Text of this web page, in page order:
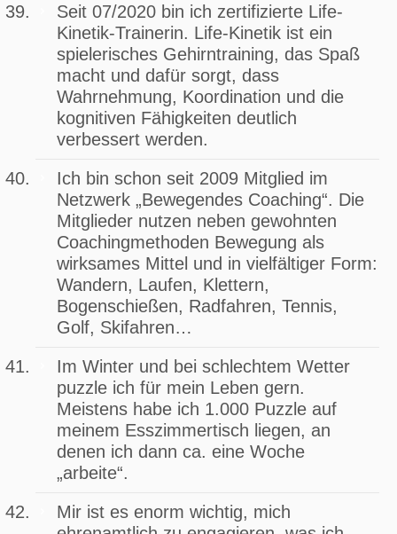
Seit 07/2020 bin ich zertifizierte Life-
Kinetik-Trainerin. Life-Kinetik ist ein
spielerisches Gehirntraining, das Spaß
macht und dafür sorgt, dass
Wahrnehmung, Koordination und die
kognitiven Fähigkeiten deutlich
verbessert werden.
Ich bin schon seit 2009 Mitglied im
Netzwerk „Bewegendes Coaching“. Die
Mitglieder nutzen neben gewohnten
Coachingmethoden Bewegung als
wirksames Mittel und in vielfältiger Form:
Wandern, Laufen, Klettern,
Bogenschießen, Radfahren, Tennis,
Golf, Skifahren…
Im Winter und bei schlechtem Wetter
puzzle ich für mein Leben gern.
Meistens habe ich 1.000 Puzzle auf
meinem Esszimmertisch liegen, an
denen ich dann ca. eine Woche
„arbeite“.
Mir ist es enorm wichtig, mich